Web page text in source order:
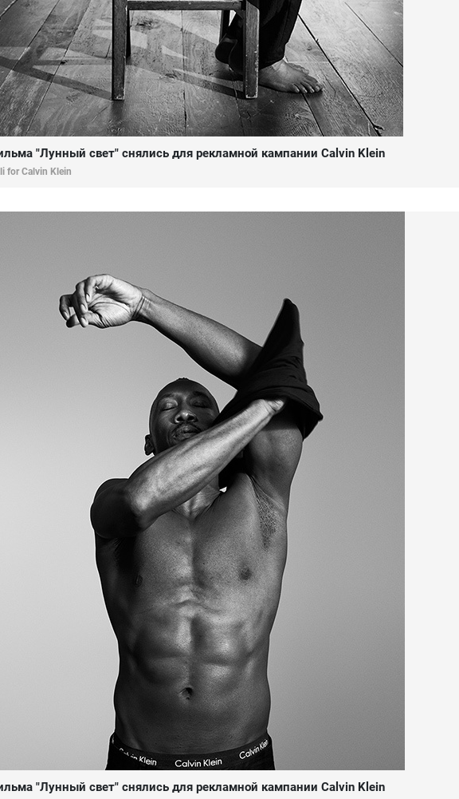
"Лунный свет" снялись для рекламной кампании Calvin Klein
for Calvin Klein
"Лунный свет" снялись для рекламной кампании Calvin Klein